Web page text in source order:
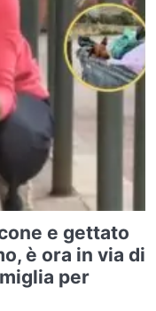
e gettato
è ora in via di
per